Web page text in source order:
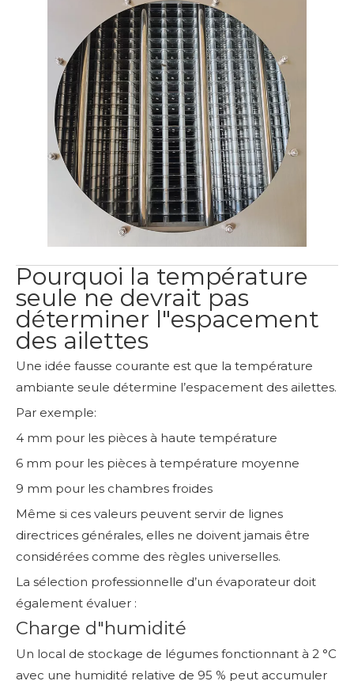
Pourquoi la température
seule ne devrait pas
déterminer l"espacement
des ailettes
Une idée fausse courante est que la température
ambiante seule détermine l’espacement des ailettes.
Par exemple:
4 mm pour les pièces à haute température
6 mm pour les pièces à température moyenne
9 mm pour les chambres froides
Même si ces valeurs peuvent servir de lignes
directrices générales, elles ne doivent jamais être
considérées comme des règles universelles.
La sélection professionnelle d’un évaporateur doit
également évaluer :
Charge d"humidité
Un local de stockage de légumes fonctionnant à 2 °C
avec une humidité relative de 95 % peut accumuler